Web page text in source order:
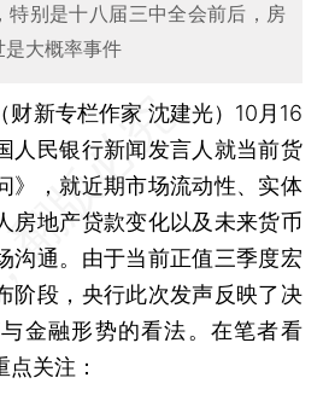
特别是十八届三中全会前后，房
大概率事件
财新专栏作家 沈建光） 10月16
人民银行新闻发言人就当前货
》，就近期市场流动性、实体
房地产贷款变化以及未来货币
沟通。由于当前正值三季度宏
阶段，央行此次发声反映了决
金融形势的看法。在笔者看
关注：